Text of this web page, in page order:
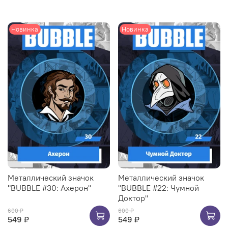
Новинка
Металлический значок
"BUBBLE #30: Ахерон"
600 ₽
549 ₽
Новинка
Металлический значок
"BUBBLE #22: Чумной
Доктор"
600 ₽
549 ₽